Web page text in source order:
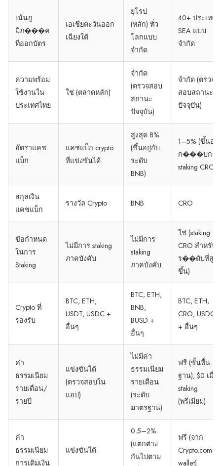
เน้นภู
มิภ���ค
ที่ออกบัตร
เอเชียตะวันออก
เฉียงใต้
ยุโรป
(หลัก) ทั่ว
โลกแบบ
จำกัด
40+ ประเทศ,
SEA แบบ
จำกัด
ความพร้อม
ใช้งานใน
ประเทศไทย
ใช่ (ตลาดหลัก)
จำกัด
(ตรวจสอบ
สถานะ
ปัจจุบัน)
จำกัด (ตรวจ
สอบสถานะ
ปัจจุบัน)
อัตราแคช
แบ็ก
แคชแบ็ก crypto
ที่แข่งขันได้
สูงสุด 8%
(ขึ้นอยู่กับ
ระดับ
BNB)
1–5% (ขึ้นอยู่
ก���บการ
staking CRO)
สกุลเงิน
แคชแบ็ก
รางวัล Crypto BNB CRO
ข้อกำหนด
ในการ
Staking
ไม่มีการ staking
ภาคบังคับ
ไม่มีการ
staking
ภาคบังคับ
ใช่ (staking
CRO สำหรับ
ร��ดับที่สูง
ขึ้น)
Crypto ที่
รองรับ
BTC, ETH,
USDT, USDC +
อื่นๆ
BTC, ETH,
BNB,
BUSD +
อื่นๆ
BTC, ETH,
CRO, USDC
+ อื่นๆ
ค่า
ธรรมเนียม
รายเดือน/
รายปี
แข่งขันได้
(ตรวจสอบใน
แอป)
ไม่มีค่า
ธรรมเนียม
รายเดือน
(ระดับ
มาตรฐาน)
ฟรี (ขั้นพื้น
ฐาน), $0 เมื่อ
staking
(พรีเมียม)
ค่า
ธรรมเนียม
การเติมเงิน
แข่งขันได้
0.5–2%
(แตกต่าง
กันไปตาม
ฟรี (จาก
Crypto.com
wallet)